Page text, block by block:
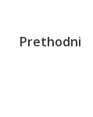
Prethodni